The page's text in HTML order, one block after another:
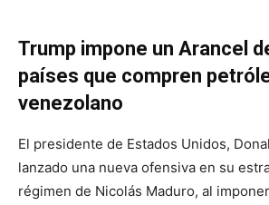
Trump impone un Arancel
países que compren
venezolano
El presidente de Estados Unidos,
lanzado una nueva ofensiva en su
régimen de Nicolás Maduro, al